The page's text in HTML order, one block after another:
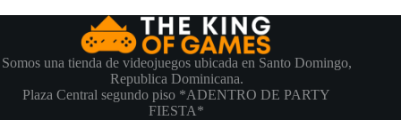
Somos una tienda de videojuegos ubicada en Santo Domingo,
Republica Dominicana.
Plaza Central segundo piso *ADENTRO DE PARTY
FIESTA*